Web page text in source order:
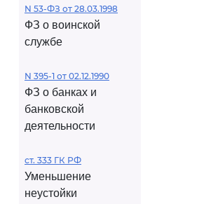
N 53-ФЗ от 28.03.1998
ФЗ о воинской
службе
N 395-1 от 02.12.1990
ФЗ о банках и
банковской
деятельности
ст. 333 ГК РФ
Уменьшение
неустойки